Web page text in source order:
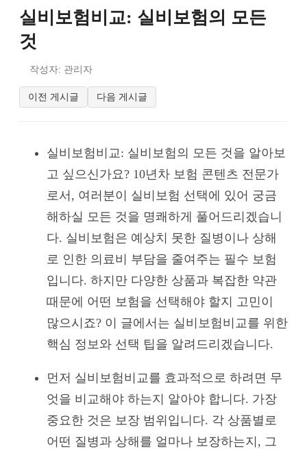
실비보험비교: 실비보험의 모든
것
작성자: 관리자
이전 게시글 다음 게시글
실비보험비교: 실비보험의 모든 것을 알아보
고 싶으신가요? 10년차 보험 콘텐츠 전문가
로서, 여러분이 실비보험 선택에 있어 궁금
해하실 모든 것을 명쾌하게 풀어드리겠습니
다. 실비보험은 예상치 못한 질병이나 상해
로 인한 의료비 부담을 줄여주는 필수 보험
입니다. 하지만 다양한 상품과 복잡한 약관
때문에 어떤 보험을 선택해야 할지 고민이
많으시죠? 이 글에서는 실비보험비교를 위한
핵심 정보와 선택 팁을 알려드리겠습니다.
먼저 실비보험비교를 효과적으로 하려면 무
엇을 비교해야 하는지 알아야 합니다. 가장
중요한 것은 보장 범위입니다. 각 상품별로
어떤 질병과 상해를 얼마나 보장하는지, 그